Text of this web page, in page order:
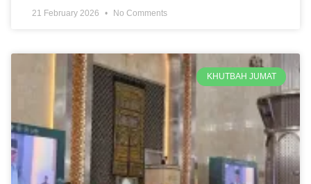
21 February 2026 No Comments
KHUTBAH JUMAT